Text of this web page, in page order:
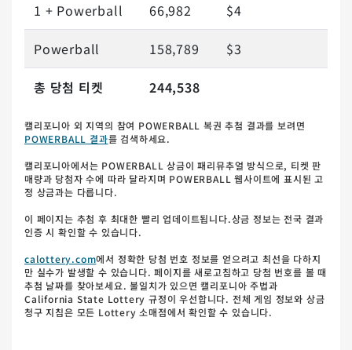
1 + Powerball 66,982 $4
Powerball 158,789 $3
총 당첨 티켓 244,538
캘리포니아 외 지역의 참여 POWERBALL 복권 추첨 결과를 보려면
POWERBALL 결과를 검색하세요.
캘리포니아에서는 POWERBALL 상금이 패리뮤추얼 방식으로, 티켓 판
매량과 당첨자 수에 따라 달라지며 POWERBALL 웹사이트에 표시된 고
정 상금과는 다릅니다.
이 페이지는 추첨 후 최대한 빨리 업데이트됩니다.상금 정보는 전국 결과
인증 시 확인할 수 있습니다.
calottery.com에서 정확한 당첨 번호 정보를 얻으려고 최선을 다하지
만 실수가 발생할 수 있습니다. 페이지를 새로고침하고 당첨 번호를 볼 때
추첨 날짜를 찾아보세요. 불일치가 있으면 캘리포니아 주법과
California State Lottery 규정이 우선합니다. 전체 게임 정보와 상금
청구 지침은 모든 Lottery 소매점에서 확인할 수 있습니다.